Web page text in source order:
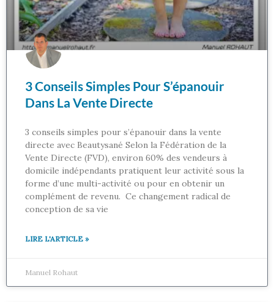
3 Conseils Simples Pour S’épanouir
Dans La Vente Directe
3 conseils simples pour s’épanouir dans la vente
directe avec Beautysané Selon la Fédération de la
Vente Directe (FVD), environ 60% des vendeurs à
domicile indépendants pratiquent leur activité sous la
forme d’une multi-activité ou pour en obtenir un
complément de revenu. Ce changement radical de
conception de sa vie
LIRE L'ARTICLE »
Manuel Rohaut